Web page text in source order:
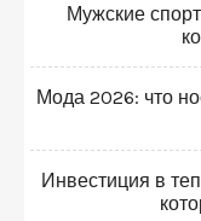
Мужские
Мода 2026: что
Инвестиция в